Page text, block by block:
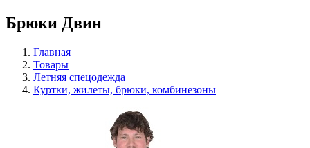
Брюки Двин
Главная
Товары
Летняя спецодежда
Куртки, жилеты, брюки, комбинезоны